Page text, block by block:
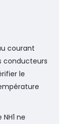
courant
conducteurs
le
ne